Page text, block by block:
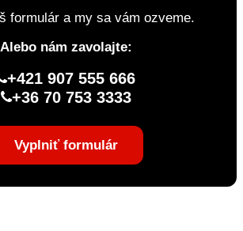
formulár a my sa vám ozveme.
Alebo nám zavolajte:
+421 907 555 666
+36 70 753 3333
Vyplniť formulár